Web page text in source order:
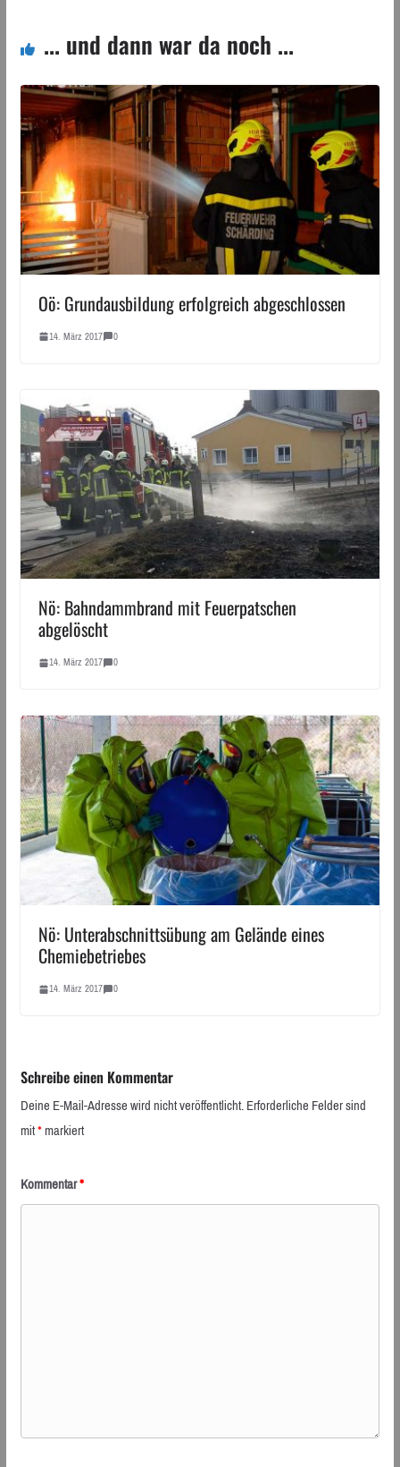
... und dann war da noch ...
Oö: Grundausbildung erfolgreich abgeschlossen
14. März 2017 0
Nö: Bahndammbrand mit Feuerpatschen
abgelöscht
14. März 2017 0
Nö: Unterabschnittsübung am Gelände eines
Chemiebetriebes
14. März 2017 0
Schreibe einen Kommentar
Deine E-Mail-Adresse wird nicht veröffentlicht.Erforderliche Felder sind
mit*markiert
Kommentar*